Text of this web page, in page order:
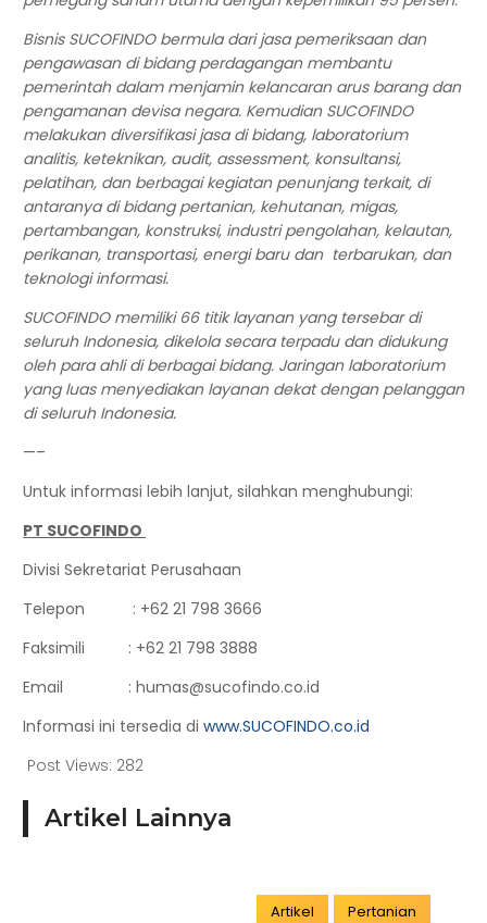
Bisnis SUCOFINDO bermula dari jasa pemeriksaan dan
pengawasan di bidang perdagangan membantu
pemerintah dalam menjamin kelancaran arus barang dan
pengamanan devisa negara. Kemudian SUCOFINDO
melakukan diversifikasi jasa di bidang, laboratorium
analitis, keteknikan, audit, assessment, konsultansi,
pelatihan, dan berbagai kegiatan penunjang terkait, di
antaranya di bidang pertanian, kehutanan, migas,
pertambangan, konstruksi, industri pengolahan, kelautan,
perikanan, transportasi, energi baru dan terbarukan, dan
teknologi informasi.
SUCOFINDO memiliki 66titik layanan yang tersebar di
seluruh Indonesia, dikelola secara terpadu dan didukung
oleh para ahli di berbagai bidang. Jaringan laboratorium
yang luas menyediakan layanan dekat dengan pelanggan
di seluruh Indonesia.
—–
Untuk informasi lebih lanjut, silahkan menghubungi:
PT SUCOFINDO
Divisi Sekretariat Perusahaan
Telepon : +62 21 798 3666
Faksimili : +62 21 798 3888
Email : humas@sucofindo.co.id
Informasi ini tersedia di www.SUCOFINDO.co.id
Post Views: 282
Artikel Lainnya
Artikel
Pertanian